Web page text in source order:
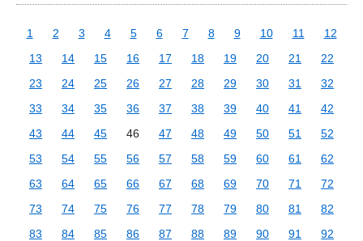
1 2 3 4 5 6 7 8 9 10 11
12
13
14 15 16 17 18 19 20 21
22
23
24 25 26 27 28 29 30 31
32
33
34 35 36 37 38 39 40 41
42
43
44 45 46 47 48 49 50 51
52
53
54 55 56 57 58 59 60 61
62
63
64 65 66 67 68 69 70 71
72
73
74 75 76 77 78 79 80 81
82
83
84 85 86 87 88 89 90 91
92